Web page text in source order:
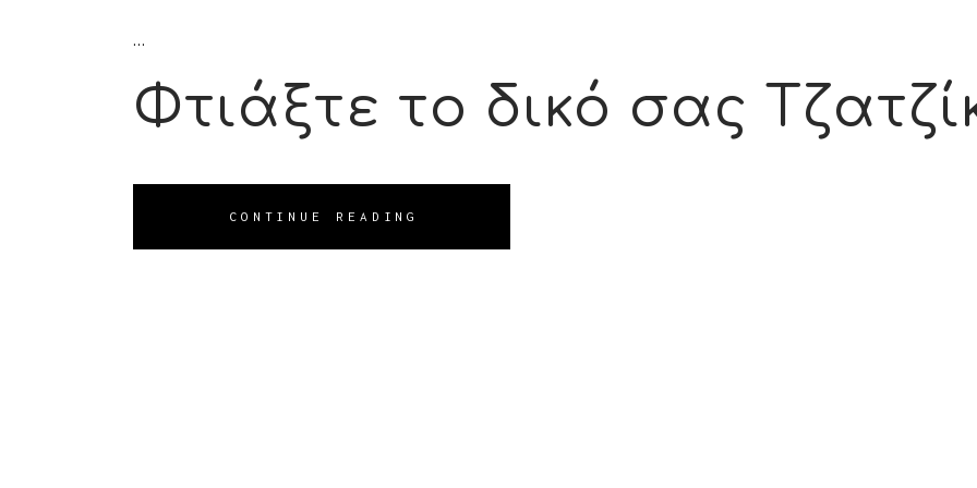
Φτιάξτε το δικό σας
CONTINUE READING